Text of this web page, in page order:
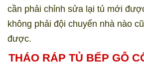
cần phải chỉnh sửa lại tủ mới
không phải đội chuyển nhà nào
được.
THÁO RÁP TỦ BẾP GỖ